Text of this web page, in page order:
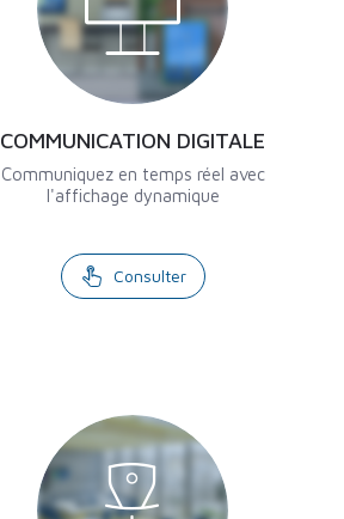
COMMUNICATION DIGITALE
Communiquez en temps réel avec
l'affichage dynamique
Consulter